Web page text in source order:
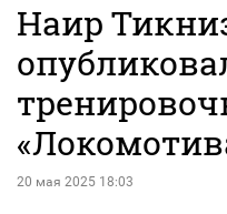
Наир
20 мая 2025 18:03